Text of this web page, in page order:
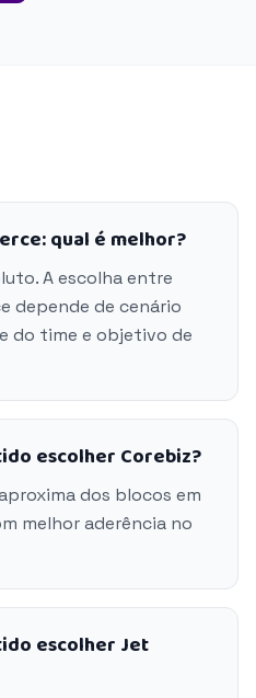
qual é melhor?
A escolha entre
depende de cenário
do time e objetivo de
escolher Corebiz?
dos blocos em
melhor aderência no
escolher Jet